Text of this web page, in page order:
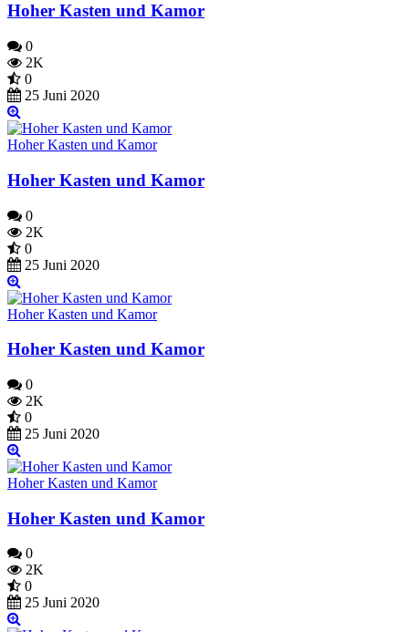
Hoher Kasten und Kamor
0
2K
0
25 Juni 2020
Hoher Kasten und Kamor
Hoher Kasten und Kamor
0
2K
0
25 Juni 2020
Hoher Kasten und Kamor
Hoher Kasten und Kamor
0
2K
0
25 Juni 2020
Hoher Kasten und Kamor
Hoher Kasten und Kamor
0
2K
0
25 Juni 2020